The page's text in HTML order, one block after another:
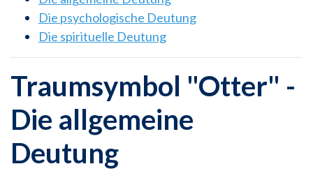
Die psychologische Deutung
Die spirituelle Deutung
Traumsymbol "Otter" -
Die allgemeine
Deutung